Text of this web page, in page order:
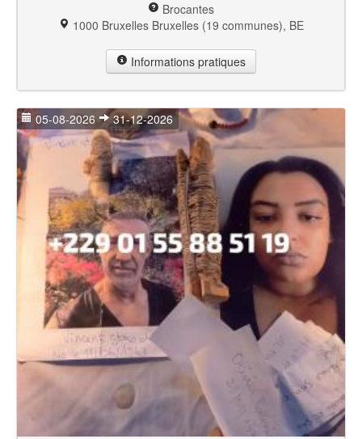
Brocantes
1000 Bruxelles Bruxelles (19 communes), BE
Informations pratiques
05-08-2026 31-12-2026